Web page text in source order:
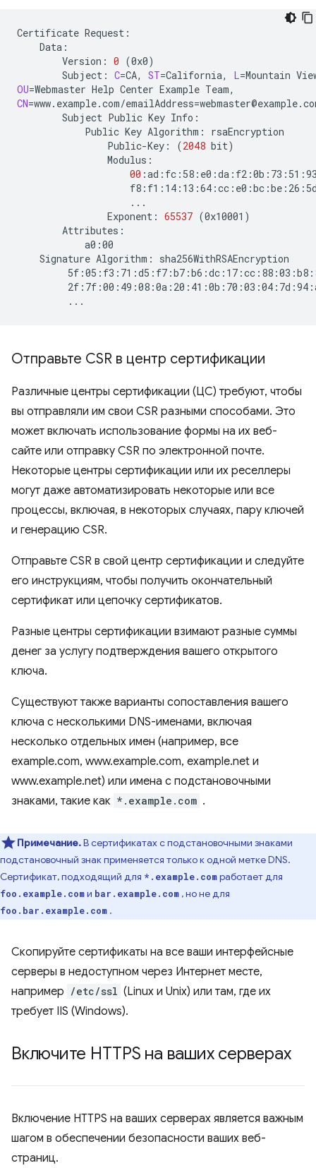
Certificate
Version: 0 (0x0)
Subject: C=CA, ST=California, L=Mountain
OU=Webmaster Help Center Example
CN=www.example.com/emailAddress=
Subject Public Key
Public Key Algorithm:
Public-Key:
(2048 bit)
00
Exponent: 65537 (0x10001 )
Signature Algorithm:
Отправьте CSR в центр сертификации
Различные центры сертификации (ЦС) требуют, чтобы
вы отправляли им свои CSR разными способами. Это
может включать использование формы на их веб-
сайте или отправку CSR по электронной почте.
Некоторые центры сертификации или их реселлеры
могут даже автоматизировать некоторые или все
процессы, включая, в некоторых случаях, пару ключей
и генерацию CSR.
Отправьте CSR в свой центр сертификации и следуйте
его инструкциям, чтобы получить окончательный
сертификат или цепочку сертификатов.
Разные центры сертификации взимают разные суммы
денег за услугу подтверждения вашего открытого
ключа.
Существуют также варианты сопоставления вашего
ключа с несколькими DNS-именами, включая
несколько отдельных имен (например, все
example.com, www.example.com, example.net и
www.example.net) или имена с подстановочными
знаками, такие как *.example.com .
Примечание.В сертификатах с подстановочными знаками
подстановочный знак применяется только к одной метке DNS.
Сертификат, подходящий для *.example.comработает для
foo.example.comи bar.example.com , но не для
foo.bar.example.com .
Скопируйте сертификаты на все ваши интерфейсные
серверы в недоступном через Интернет месте,
например /etc/ssl (Linux и Unix) или там, где их
требует IIS (Windows).
Включите HTTPS на ваших серверах
Включение HTTPS на ваших серверах является важным
шагом в обеспечении безопасности ваших веб-
страниц.